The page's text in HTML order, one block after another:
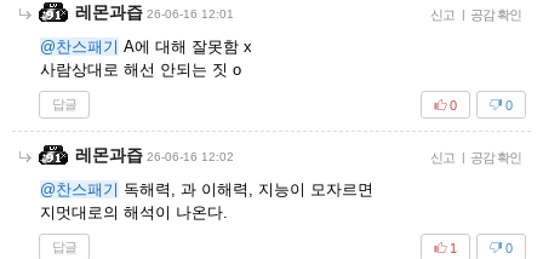
레몬과즙 26-06-16 12:01 신고 | 공감 확인
@찬스패기 A에 대해 잘못함 x
사람상대로 해선 안되는 짓 o
답글 0
0
레몬과즙 26-06-16 12:02 신고 | 공감 확인
@찬스패기 독해력, 과 이해력, 지능이 모자르면
지멋대로의 해석이 나온다.
답글 0
1